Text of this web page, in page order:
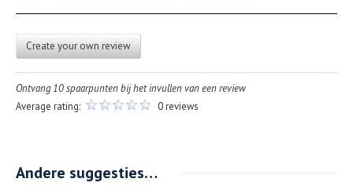
Create your own review
Ontvang 10 spaarpunten bij het invullen van een review
Average rating:
0 reviews
Andere suggesties…